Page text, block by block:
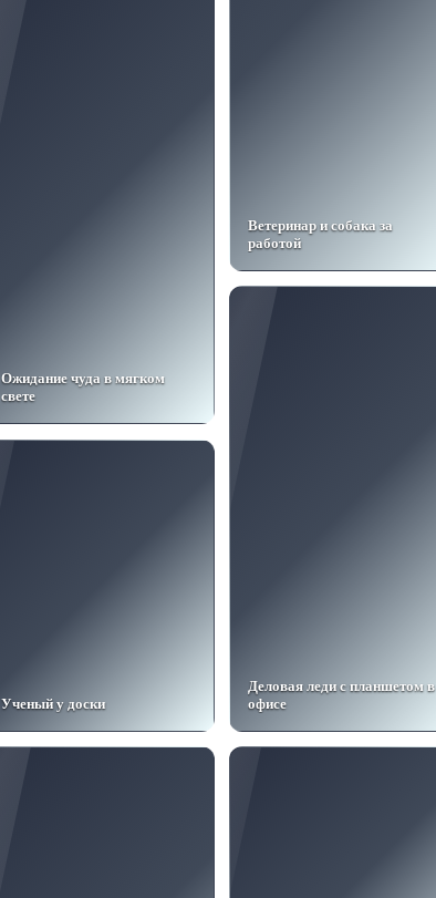
Ветеринар и собака за
работой
Ожидание чуда в мягком
свете
Деловая леди с планшетом в
офисе
Ученый у доски